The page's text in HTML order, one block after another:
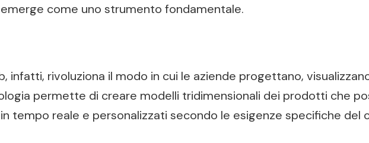
come uno strumento fondamentale.
infatti, rivoluziona il modo in cui le aziende progettano,
permette di creare modelli tridimensionali dei prodotti che
tempo reale e personalizzati secondo le esigenze specifiche del